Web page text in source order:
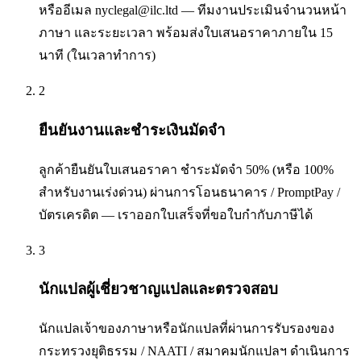
หรืออีเมล nyclegal@ilc.ltd — ทีมงานประเมินจำนวนหน้า
ภาษา และระยะเวลา พร้อมส่งใบเสนอราคาภายใน 15
นาที (ในเวลาทำการ)
2
ยืนยันงานและชำระเงินมัดจำ
ลูกค้ายืนยันใบเสนอราคา ชำระมัดจำ 50% (หรือ 100%
สำหรับงานเร่งด่วน) ผ่านการโอนธนาคาร / PromptPay /
บัตรเครดิต — เราออกใบเสร็จที่ขอใบกำกับภาษีได้
3
นักแปลผู้เชี่ยวชาญแปลและตรวจสอบ
นักแปลเจ้าของภาษาหรือนักแปลที่ผ่านการรับรองของ
กระทรวงยุติธรรม / NAATI / สมาคมนักแปลฯ ดำเนินการ